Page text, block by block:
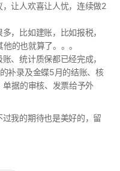
让人欢喜让人忧，连续做2
，比如建账，比如报税，
的也就算了。。。
、统计质保都已经完成，
补录及金蝶5月的结账、核
据的审核、发票给予外
我的期待也是美好的，留